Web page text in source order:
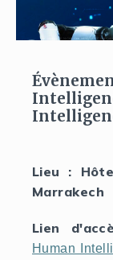
Lieu :
Marrakech
Lien
Human